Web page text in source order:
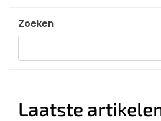
Zoeken
Laatste